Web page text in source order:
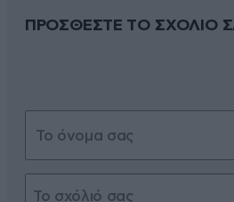
ΠΡΟΣΘΕΣΤΕ ΤΟ ΣΧΟΛΙΟ